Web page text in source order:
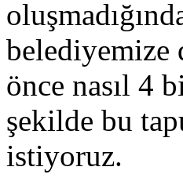
belediyemize
önce nasıl 4
şekilde bu
istiyoruz.